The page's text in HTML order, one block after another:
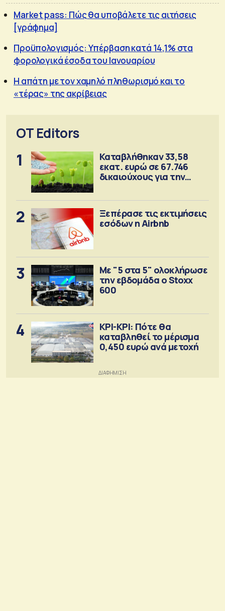
Market pass: Πώς θα υποβάλετε τις αιτήσεις
[γράφημα]
Προϋπολογισμός: Υπέρβαση κατά 14,1% στα
φορολογικά έσοδα του Ιανουαρίου
Η απάτη με τον χαμηλό πληθωρισμό και το
«τέρας» της ακρίβειας
OT Editors
1
Καταβλήθηκαν 33,58
εκατ. ευρώ σε 67.746
δικαιούχους για την
2
Ξεπέρασε τις εκτιμήσεις
εσόδων η Airbnb
3
Με "5 στα 5" ολοκλήρωσε
την εβδομάδα ο Stoxx
600
4
ΚΡΙ-ΚΡΙ: Πότε θα
καταβληθεί το μέρισμα
0,450 ευρώ ανά μετοχή